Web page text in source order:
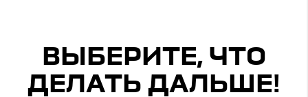
ВЫБЕРИТЕ, ЧТО
ДЕЛАТЬ ДАЛЬШЕ!